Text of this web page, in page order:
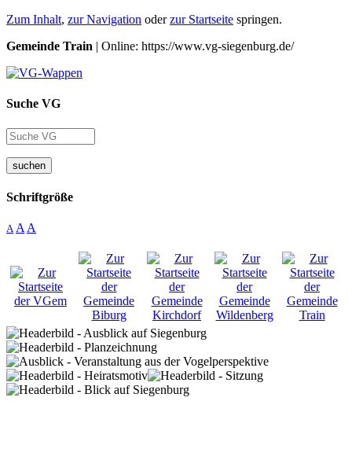
Zum Inhalt, zur Navigation oderzur Startseite springen.
Gemeinde Train | Online: https://www.vg-siegenburg.de/
Suche VG
suchen
Schriftgröße
A A A